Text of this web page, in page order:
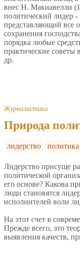
внес Н. Макиавелли
политический лидер
представляющий все
сохранения
порядка любые
практические
др.
Журналистика
Природа
лидерство политика
Лидерство присуще
политической
его основе? Какова
люди становятся
исполнителей воли
На этот счет в
Прежде всего, это
выявления качеств,